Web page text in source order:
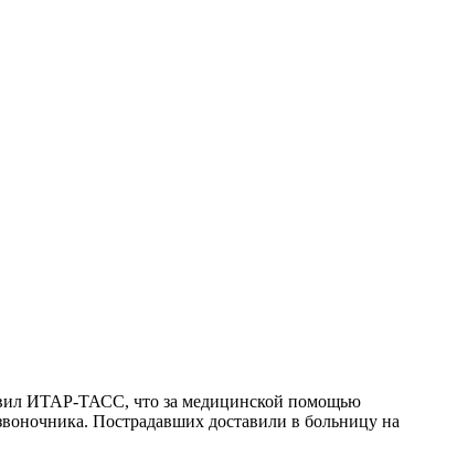
ИТАР-ТАСС, что за медицинской помощью
Пострадавших доставили в больницу на